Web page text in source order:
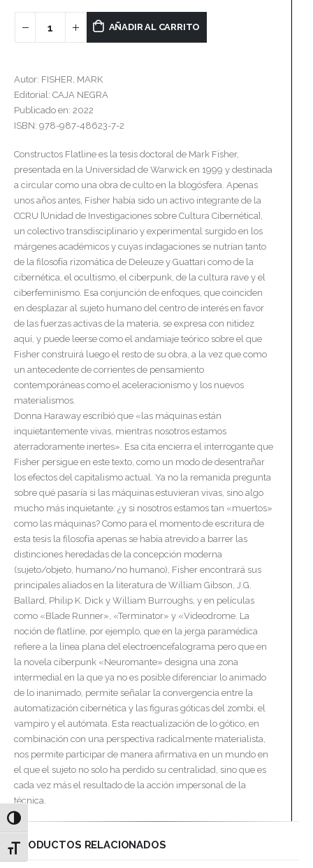
Alternar alto contraste
Alternar tamaño de letra
AÑADIR AL CARRITO
Autor: FISHER, MARK
Editorial: CAJA NEGRA
Publicado en: 2022
ISBN: 978-987-48623-7-2
Constructos Flatline es la tesis doctoral de Mark Fisher,
presentada en la Universidad de Warwick en 1999 y destinada
a circular como una obra de culto en la blogósfera. Apenas
unos años antes, Fisher había sido un activo integrante de la
CCRU [Unidad de Investigaciones sobre Cultura Cibernética],
un colectivo transdisciplinario y experimental surgido en los
márgenes académicos y cuyas indagaciones se nutrían tanto
de la filosofía rizomática de Deleuze y Guattari como de la
cibernética, el ocultismo, el ciberpunk, de la cultura rave y el
ciberfeminismo. Esa conjunción de enfoques, que coinciden
en desplazar al sujeto humano del centro de interés en favor
de las fuerzas activas de la materia, se expresa con nitidez
aquí, y puede leerse como el andamiaje teórico sobre el que
Fisher construirá luego el resto de su obra, a la vez que como
un antecedente de corrientes de pensamiento
contemporáneas como el aceleracionismo y los nuevos
materialismos.
Donna Haraway escribió que «las máquinas están
inquietantemente vivas, mientras nosotros estamos
aterradoramente inertes». Esa cita encierra el interrogante que
Fisher persigue en este texto, como un modo de desentrañar
los efectos del capitalismo actual. Ya no la remanida pregunta
sobre qué pasaría si las máquinas estuvieran vivas, sino algo
mucho más inquietante: ¿y si nosotros estamos tan «muertos»
como las máquinas? Como para el momento de escritura de
esta tesis la filosofía apenas se había atrevido a barrer las
distinciones heredadas de la concepción moderna
(sujeto/objeto, humano/no humano), Fisher encontrará sus
principales aliados en la literatura de William Gibson, J.G.
Ballard, Philip K. Dick y William Burroughs, y en películas
como «Blade Runner», «Terminator» y «Videodrome. La
noción de flatline, por ejemplo, que en la jerga paramédica
refiere a la línea plana del electroencefalograma pero que en
la novela ciberpunk «Neuromante» designa una zona
intermedial en la que ya no es posible diferenciar lo animado
de lo inanimado, permite señalar la convergencia entre la
automatización cibernética y las figuras góticas del zombi, el
vampiro y el autómata. Esta reactualización de lo gótico, en
combinación con una perspectiva radicalmente materialista,
nos permite participar de manera afirmativa en un mundo en
el que el sujeto no solo ha perdido su centralidad, sino que es
cada vez más el resultado de la acción impersonal de la
técnica.
PRODUCTOS RELACIONADOS